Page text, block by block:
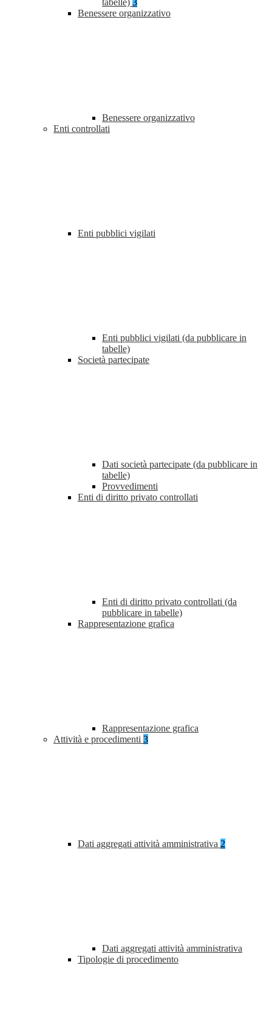
tabelle) 3
Benessere organizzativo
Benessere organizzativo
Enti controllati
Enti pubblici vigilati
Enti pubblici vigilati (da pubblicare in
tabelle)
Società partecipate
Dati società partecipate (da pubblicare in
tabelle)
Provvedimenti
Enti di diritto privato controllati
Enti di diritto privato controllati (da
pubblicare in tabelle)
Rappresentazione grafica
Rappresentazione grafica
Attività e procedimenti 3
Dati aggregati attività amministrativa 2
Dati aggregati attività amministrativa
Tipologie di procedimento